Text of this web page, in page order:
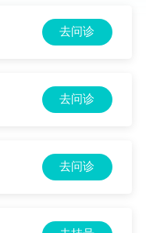
去问诊
去问诊
去问诊